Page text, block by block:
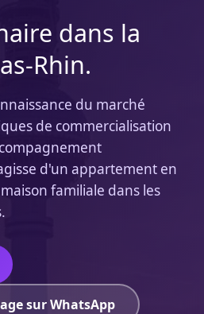
dans la
Rhin.
du marché
de commercialisation
d'un appartement en
familiale dans les
sur WhatsApp